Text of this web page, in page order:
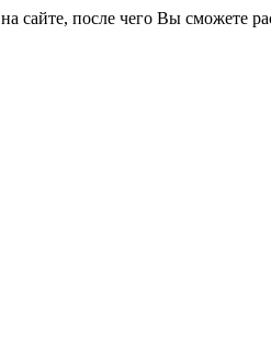
на сайте, после чего Вы сможете